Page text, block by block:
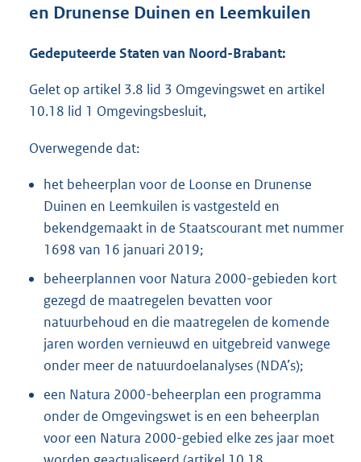
r
o
4
9
K
b
en Drunense Duinen en Leemkuilen
Gedeputeerde Staten van Noord-Brabant:
Gelet op artikel 3.8 lid 3 Omgevingswet en artikel
10.18 lid 1 Omgevingsbesluit,
Overwegende dat:
het beheerplan voor de Loonse en Drunense
Duinen en Leemkuilen is vastgesteld en
bekendgemaakt in de Staatscourant met nummer
1698 van 16 januari 2019;
beheerplannen voor Natura 2000-gebieden kort
gezegd de maatregelen bevatten voor
natuurbehoud en die maatregelen de komende
jaren worden vernieuwd en uitgebreid vanwege
onder meer de natuurdoelanalyses (NDA’s);
een Natura 2000-beheerplan een programma
onder de Omgevingswet is en een beheerplan
voor een Natura 2000-gebied elke zes jaar moet